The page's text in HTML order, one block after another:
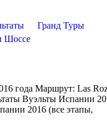
Гранд Туры
Шоссе
года Маршрут: Las
Вуэльты Испании
2016 (все этапы,